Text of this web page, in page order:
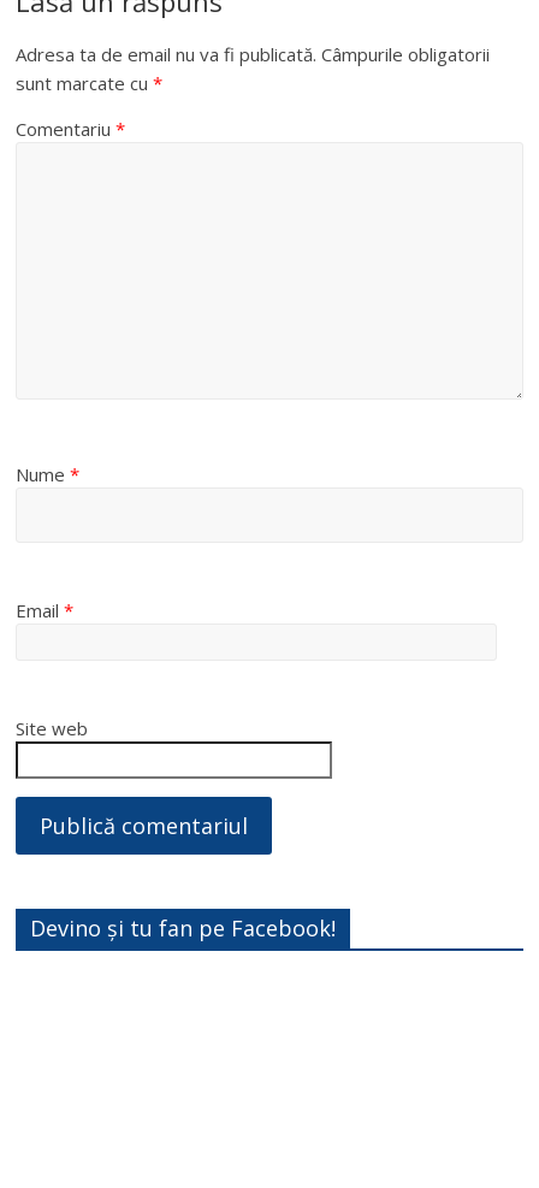
Adresa ta de email nu va fi publicată. Câmpurile obligatorii
sunt marcate cu*
Comentariu*
Nume*
Email*
Site web
Devino și tu fan pe Facebook!